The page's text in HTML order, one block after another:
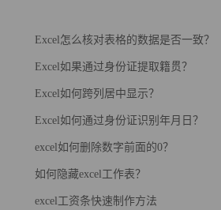
Excel怎么核对表格的数据是否一致？
Excel如果通过身份证提取籍贯？
Excel如何跨列居中显示？
Excel如何通过身份证识别年月日？
excel如何删除数字前面的0？
如何隐藏excel工作表？
excel工资条快速制作方法